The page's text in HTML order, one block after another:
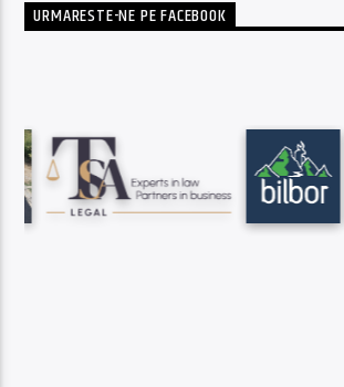
URMARESTE-NE PE FACEBOOK